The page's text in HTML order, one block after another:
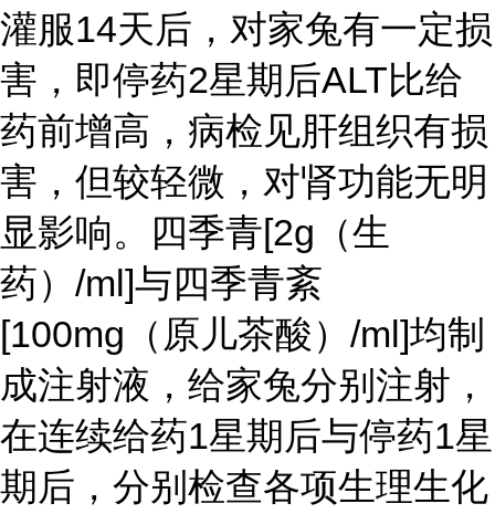
灌服14天后，对家兔有一定损
害，即停药2星期后ALT比给
药前增高，病检见肝组织有损
害，但较轻微，对肾功能无明
显影响。四季青[2g（生
药）/ml]与四季青紊
[100mg（原儿茶酸）/ml]均制
成注射液，给家兔分别注射，
在连续给药1星期后与停药1星
期后，分别检查各项生理生化